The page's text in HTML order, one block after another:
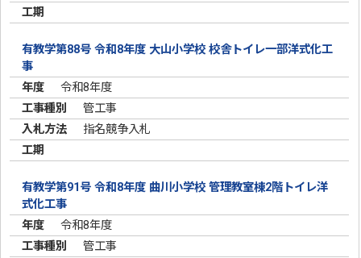
有教学第88号 令和8年度 大山小学校 校舎トイレ一部洋式化工
事
令和8年度
管工事
指名競争入札
有教学第91号 令和8年度 曲川小学校 管理教室棟2階トイレ洋
式化工事
令和8年度
管工事